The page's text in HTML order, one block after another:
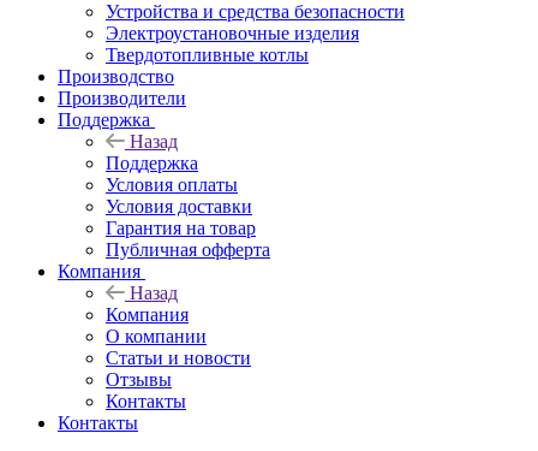
Устройства и средства безопасности
Электроустановочные изделия
Твердотопливные котлы
Производство
Производители
Поддержка
Назад
Поддержка
Условия оплаты
Условия доставки
Гарантия на товар
Публичная офферта
Компания
Назад
Компания
О компании
Статьи и новости
Отзывы
Контакты
Контакты